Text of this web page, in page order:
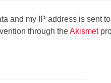
and my IP address is sent
through theAkismet